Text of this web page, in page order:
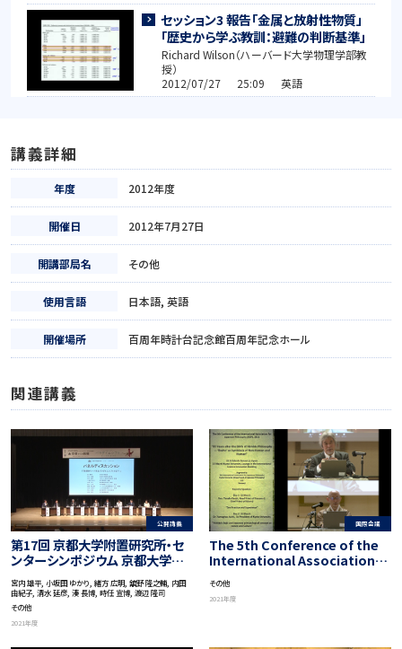
セッション3 報告「金属と放射性物質」
「歴史から学ぶ教訓：避難の判断基準」
Richard Wilson（ハーバード大学物理学部教
授）
2012/07/27 25:09 英語
講義詳細
年度 2012年度
開催日 2012年7月27日
開講部局名 その他
使用言語 日本語, 英語
開催場所 百周年時計台記念館百周年記念ホール
関連講義
公開講義
第17回 京都大学附置研究所・セ
ンターシンポジウム 京都大学松
山講演会 京都からの挑戦 －地球
社会の調和ある共存に向けて－
「パラダイムシフト －新しい世界
を創る京大」
宮内 雄平, 小坂田 ゆかり, 緒方 広明, 舘野 隆之輔, 内田
由紀子, 清水 延彦, 湊 長博, 時任 宣博, 渡辺 隆司
その他
2021年度
国際会議
The 5th Conference of the
International Association
“95 Years after the Birth of
Nishida Philosophy-‘Basho’
その他
2021年度